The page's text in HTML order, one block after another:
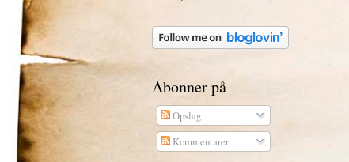
Abonner på
Opslag
Kommentarer